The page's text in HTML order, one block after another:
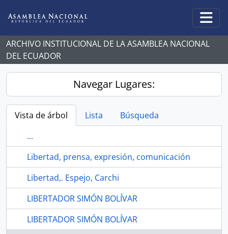
ARCHIVO INSTITUCIONAL DE LA ASAMBLEA NACIONAL
DEL ECUADOR
Navegar Lugares:
Vista de árbol Lista
Búsqueda
...
Libertad, prensa, expresión, comunicación
Libertad,. Espejo, Carchi
LIBERTADOR SIMÓN BOLÍVAR
LIBERTADOR SIMÓN BOLÍVAR